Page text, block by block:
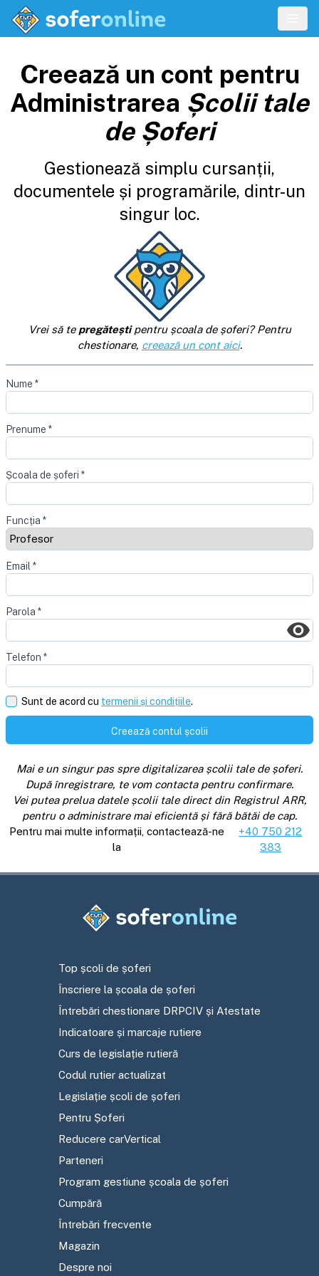
Creează un cont pentru
Administrarea Școlii tale
de Șoferi
Gestionează simplu cursanții,
documentele și programările, dintr-un
singur loc.
Vrei să te pregăteștipentru școala de șoferi? Pentru
chestionare, creează un cont aici.
Nume *
Prenume *
Școala de șoferi *
Funcția *
Email *
Parola *
Telefon *
Sunt de acord cu termenii și condițiile.
Creează contul școlii
Mai e un singur pas spre digitalizarea școlii tale de șoferi.
După înregistrare, te vom contacta pentru confirmare.
Vei putea prelua datele școlii tale direct din Registrul ARR,
pentru o administrare mai eficientă și fără bătăi de cap.
Pentru mai multe informații, contactează-ne
la
+40 750 212
383
Top școli de șoferi
Înscriere la școala de șoferi
Întrebări chestionare DRPCIV și Atestate
Indicatoare și marcaje rutiere
Curs de legislație rutieră
Codul rutier actualizat
Legislație școli de șoferi
Pentru Șoferi
Reducere carVertical
Parteneri
Program gestiune școala de șoferi
Cumpără
Întrebări frecvente
Magazin
Despre noi